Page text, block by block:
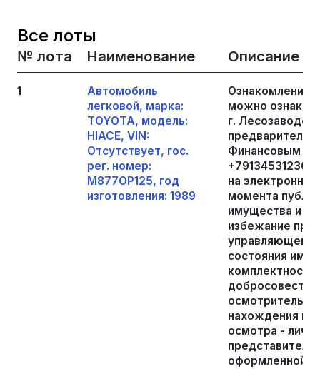
Все лоты
№ лота Наименование Описание
1
Автомобиль
легковой, марка:
TOYOTA, модель:
HIACE, VIN:
Отсутствует, гос.
рег. номер:
М877ОР125, год
изготовления: 1989
можно
г.
Финансовым
+79134531236,
на
момента
имущества и
избежание
управляющему,
состояния
нахождения
осмотра -
оформленной